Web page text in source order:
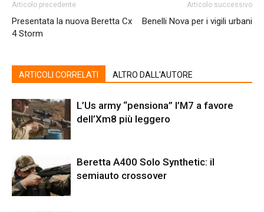
Articolo precedente
Presentata la nuova Beretta Cx
4 Storm
Articolo successivo
Benelli Nova per i vigili urbani
ARTICOLI CORRELATI ALTRO DALL'AUTORE
L’Us army “pensiona” l’M7 a favore
dell’Xm8 più leggero
Beretta A400 Solo Synthetic: il
semiauto crossover